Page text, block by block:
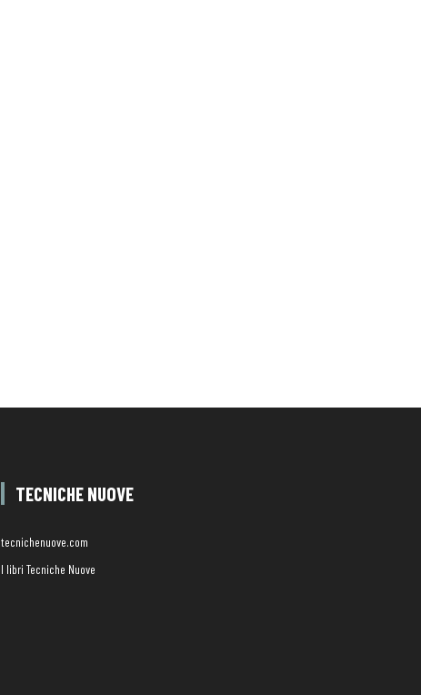
TECNICHE NUOVE
tecnichenuove.com
I libri Tecniche Nuove